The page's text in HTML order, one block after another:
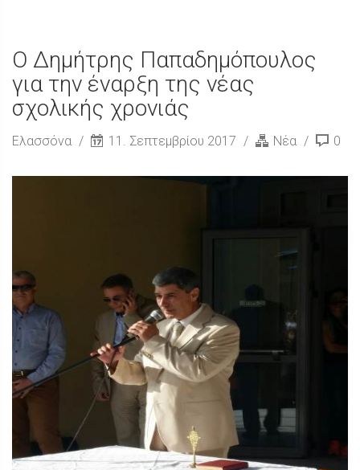
Ο Δημήτρης Παπαδημόπουλος
για την έναρξη της νέας
σχολικής χρονιάς
Ελασσόνα 11. Σεπτεμβρίου 2017 Νέα 0